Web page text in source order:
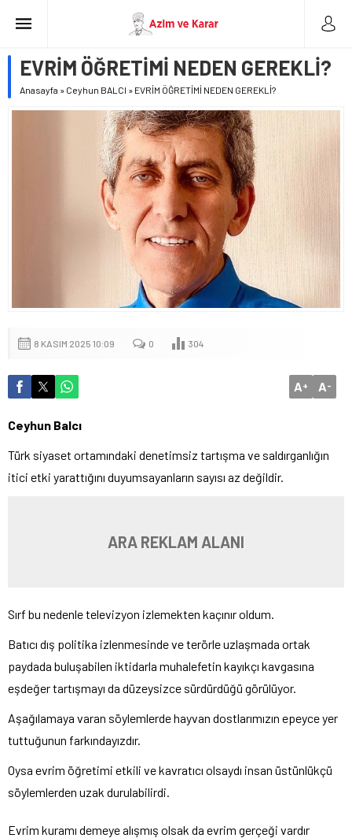
EVRİM ÖĞRETİMİ NEDEN GEREKLİ?
Anasayfa » Ceyhun BALCI » EVRİM ÖĞRETİMİ NEDEN GEREKLİ?
8 KASIM 2025 10:09 0 304
A+ A-
Ceyhun Balcı
Türk siyaset ortamındaki denetimsiz tartışma ve saldırganlığın
itici etki yarattığını duyumsayanların sayısı az değildir.
ARA REKLAM ALANI
Sırf bu nedenle televizyon izlemekten kaçınır oldum.
Batıcı dış politika izlenmesinde ve terörle uzlaşmada ortak
paydada buluşabilen iktidarla muhalefetin kayıkçı kavgasına
eşdeğer tartışmayı da düzeysizce sürdürdüğü görülüyor.
Aşağılamaya varan söylemlerde hayvan dostlarımızın epeyce yer
tuttuğunun farkındayızdır.
Oysa evrim öğretimi etkili ve kavratıcı olsaydı insan üstünlükçü
söylemlerden uzak durulabilirdi.
Evrim kuramı demeye alışmış olsak da evrim gerçeği vardır